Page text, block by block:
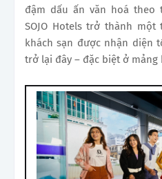
đậm dấu ấn văn hoá theo
SOJO Hotels trở thành
khách sạn được nhận diện
trở lại đây – đặc biệt ở mảng